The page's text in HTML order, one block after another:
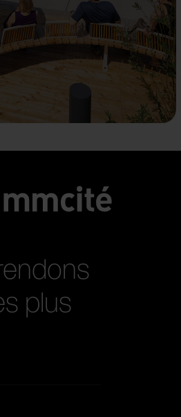
plus